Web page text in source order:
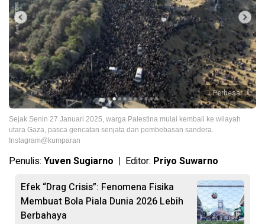
Perbesar
Sejak Senin 27 Januari 2025, warga Palestina mulai kembali ke wilayah
utara Gaza, pasca gencatan senjata dan pembebasan sandera.
Instagram@kumparan
Penulis: Yuven Sugiarno | Editor: Priyo Suwarno
Efek “Drag Crisis”: Fenomena Fisika
Membuat Bola Piala Dunia 2026 Lebih
Berbahaya